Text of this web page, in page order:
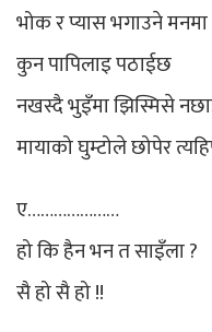
भोक र प्यास भगाउने
कुन पापिलाइ पठाईछ
नखस्दै भुइँमा झिस्मिसे
मायाको घुम्टोले छोपेर
ए…………………
हो कि हैन भन त साइँला ?
सै हो सै हो !!